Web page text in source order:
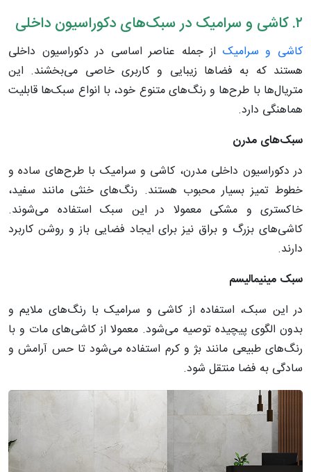
۲. کاشی و سرامیک در سبک‌های دکوراسیون داخلی
کاشی و سرامیک از جمله عناصر اساسی در دکوراسیون داخلی
هستند که به فضاها زیبایی و کاربری خاصی می‌بخشند. این
متریال‌ها با طرح‌ها و رنگ‌های متنوع خود، با انواع سبک‌ها قابلیت
هماهنگی دارد.
سبکهای مدرن
در دکوراسیون داخلی مدرن، کاشی و سرامیک با طرح‌های ساده و
خطوط تمیز بسیار محبوب هستند. رنگ‌های خنثی مانند سفید،
خاکستری و مشکی معمولا در این سبک استفاده می‌شوند.
کاشی‌های بزرگ و براق نیز برای ایجاد فضایی باز و روشن کاربرد
دارند.
سبک مینیمالیسم
در این سبک، استفاده از کاشی و سرامیک با رنگ‌های ملایم و
بدون الگوی پیچیده توصیه می‌شود. معمولا از کاشی‌های مات و با
رنگ‌های طبیعی مانند بژ و کرم استفاده می‌شود تا حس آرامش و
سادگی به فضا منتقل شود.